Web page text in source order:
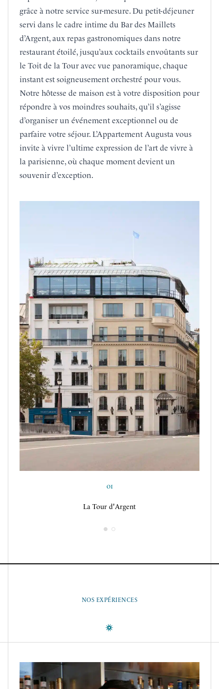
grâce à notre service sur-mesure. Du petit-déjeuner
servi dans le cadre intime du Bar des Maillets
d’Argent, aux repas gastronomiques dans notre
restaurant étoilé, jusqu’aux cocktails envoûtants sur
le Toit de la Tour avec vue panoramique, chaque
instant est soigneusement orchestré pour vous.
Notre hôtesse de maison est à votre disposition pour
répondre à vos moindres souhaits, qu’il s’agisse
d’organiser un événement exceptionnel ou de
parfaire votre séjour. L’Appartement Augusta vous
invite à vivre l’ultime expression de l’art de vivre à
la parisienne, où chaque moment devient un
souvenir d’exception.
01
La Tour d'Argent
NOS EXPÉRIENCES